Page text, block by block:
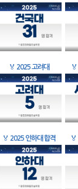
🏅 2025 고려대 🏅
🏅 2025 인하대 합격 🏅